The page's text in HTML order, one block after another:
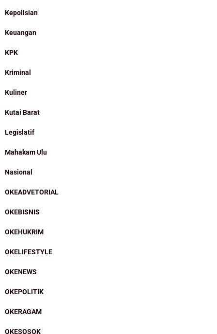
Kepolisian
Keuangan
KPK
Kriminal
Kuliner
Kutai Barat
Legislatif
Mahakam Ulu
Nasional
OKEADVETORIAL
OKEBISNIS
OKEHUKRIM
OKELIFESTYLE
OKENEWS
OKEPOLITIK
OKERAGAM
OKESOSOK